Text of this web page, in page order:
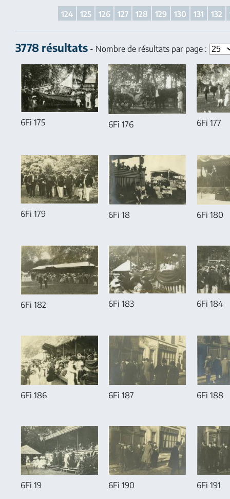
124 125 126 127 128 129 130 131 132
3778 résultats- Nombre de résultats par page :
6Fi 175 6Fi 176 6Fi 177
6Fi 179 6Fi 18 6Fi 180
6Fi 182 6Fi 183 6Fi 184
6Fi 186 6Fi 187 6Fi 188
6Fi 19 6Fi 190 6Fi 191